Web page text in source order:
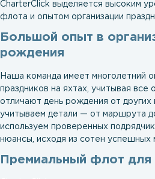
CharterClick выделяется высоким
флота и опытом организации
Большой опыт в
рождения
Наша команда имеет многолетний
праздников на яхтах, учитывая все
отличают день рождения от
учитываем детали — от маршрута
используем проверенных
нюансы, исходя из сотен успешных
Премиальный флот для